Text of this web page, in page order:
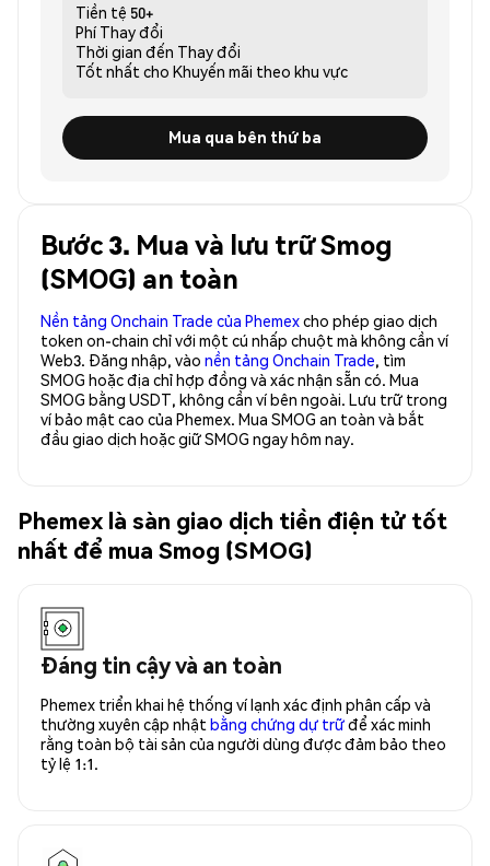
Tiền tệ 50+
Phí Thay đổi
Thời gian đến Thay đổi
Tốt nhất cho Khuyến mãi theo khu vực
Mua qua bên thứ ba
Bước 3. Mua và lưu trữ Smog
(SMOG) an toàn
Nền tảng Onchain Trade của Phemexcho phép giao dịch
token on-chain chỉ với một cú nhấp chuột mà không cần ví
Web3. Đăng nhập, vào nền tảng Onchain Trade, tìm
SMOG hoặc địa chỉ hợp đồng và xác nhận sẵn có. Mua
SMOG bằng USDT, không cần ví bên ngoài. Lưu trữ trong
ví bảo mật cao của Phemex. Mua SMOG an toàn và bắt
đầu giao dịch hoặc giữ SMOG ngay hôm nay.
Phemex là sàn giao dịch tiền điện tử tốt
nhất để mua Smog (SMOG)
Đáng tin cậy và an toàn
Phemex triển khai hệ thống ví lạnh xác định phân cấp và
thường xuyên cập nhật bằng chứng dự trữđể xác minh
rằng toàn bộ tài sản của người dùng được đảm bảo theo
tỷ lệ 1:1.